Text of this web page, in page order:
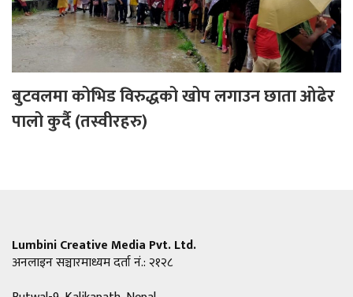
बुटवलमा कोभिड विरुद्धको खोप लगाउन छाता ओढेर
पालो कुर्दै (तस्वीरहरु)
Lumbini Creative Media Pvt. Ltd.
अनलाइन सञ्चारमाध्यम दर्ता नं.: २१२८